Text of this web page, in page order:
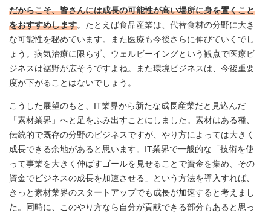
だからこそ、皆さんには成長の可能性が高い場所に身を置くこと
をおすすめします。たとえば食品産業は、代替食材の分野に大き
な可能性を秘めています。また医療も今後さらに伸びていくでし
ょう。病気治療に限らず、ウェルビーイングという観点で医療ビ
ジネスは裾野が広そうですよね。また環境ビジネスは、今後重要
度が下がることはないでしょう。
こうした展望のもと、IT業界から新たな成長産業だと見込んだ
「素材業界」へと足をふみ出すことにしました。素材はある種、
伝統的で既存の分野のビジネスですが、やり方によっては大きく
成長できる余地があると思います。IT業界で一般的な「技術を使
って事業を大きく伸ばすゴールを見せることで資金を集め、その
資金でビジネスの成長を加速させる」という方法を導入すれば、
きっと素材業界のスタートアップでも成長が加速すると考えまし
た。同時に、このやり方なら自分が貢献できる部分もあると思っ